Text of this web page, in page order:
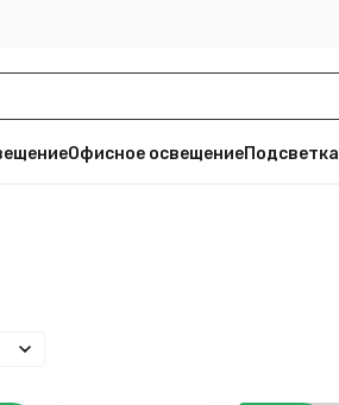
Офисное освещениеПодсветка